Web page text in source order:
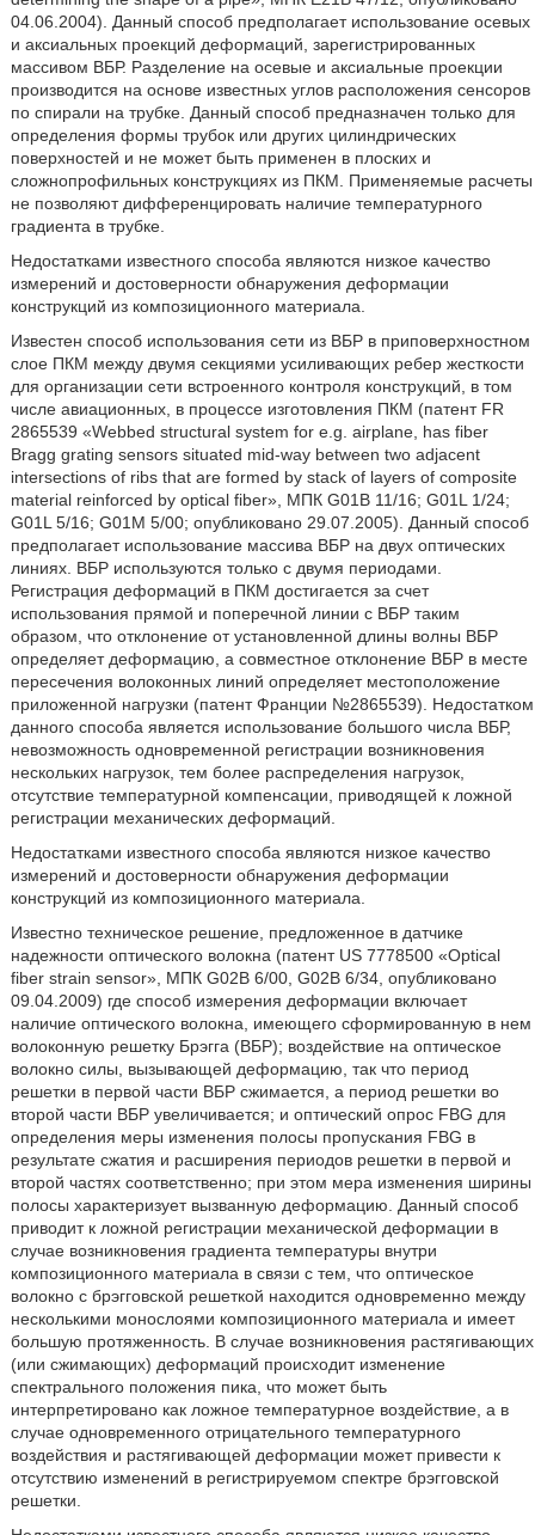
04.06.2004). Данный способ предполагает использование осевых
и аксиальных проекций деформаций, зарегистрированных
массивом ВБР. Разделение на осевые и аксиальные проекции
производится на основе известных углов расположения сенсоров
по спирали на трубке. Данный способ предназначен только для
определения формы трубок или других цилиндрических
поверхностей и не может быть применен в плоских и
сложнопрофильных конструкциях из ПКМ. Применяемые расчеты
не позволяют дифференцировать наличие температурного
градиента в трубке.
Недостатками известного способа являются низкое качество
измерений и достоверности обнаружения деформации
конструкций из композиционного материала.
Известен способ использования сети из ВБР в приповерхностном
слое ПКМ между двумя секциями усиливающих ребер жесткости
для организации сети встроенного контроля конструкций, в том
числе авиационных, в процессе изготовления ПКМ (патент FR
2865539 «Webbed structural system for e.g. airplane, has fiber
Bragg grating sensors situated mid-way between two adjacent
intersections of ribs that are formed by stack of layers of composite
material reinforced by optical fiber», МПК G01B 11/16; G01L 1/24;
G01L 5/16; G01M 5/00; опубликовано 29.07.2005). Данный способ
предполагает использование массива ВБР на двух оптических
линиях. ВБР используются только с двумя периодами.
Регистрация деформаций в ПКМ достигается за счет
использования прямой и поперечной линии с ВБР таким
образом, что отклонение от установленной длины волны ВБР
определяет деформацию, а совместное отклонение ВБР в месте
пересечения волоконных линий определяет местоположение
приложенной нагрузки (патент Франции №2865539). Недостатком
данного способа является использование большого числа ВБР,
невозможность одновременной регистрации возникновения
нескольких нагрузок, тем более распределения нагрузок,
отсутствие температурной компенсации, приводящей к ложной
регистрации механических деформаций.
Недостатками известного способа являются низкое качество
измерений и достоверности обнаружения деформации
конструкций из композиционного материала.
Известно техническое решение, предложенное в датчике
надежности оптического волокна (патент US 7778500 «Optical
fiber strain sensor», МПК G02B 6/00, G02B 6/34, опубликовано
09.04.2009) где способ измерения деформации включает
наличие оптического волокна, имеющего сформированную в нем
волоконную решетку Брэгга (ВБР); воздействие на оптическое
волокно силы, вызывающей деформацию, так что период
решетки в первой части ВБР сжимается, а период решетки во
второй части ВБР увеличивается; и оптический опрос FBG для
определения меры изменения полосы пропускания FBG в
результате сжатия и расширения периодов решетки в первой и
второй частях соответственно; при этом мера изменения ширины
полосы характеризует вызванную деформацию. Данный способ
приводит к ложной регистрации механической деформации в
случае возникновения градиента температуры внутри
композиционного материала в связи с тем, что оптическое
волокно с брэгговской решеткой находится одновременно между
несколькими монослоями композиционного материала и имеет
большую протяженность. В случае возникновения растягивающих
(или сжимающих) деформаций происходит изменение
спектрального положения пика, что может быть
интерпретировано как ложное температурное воздействие, а в
случае одновременного отрицательного температурного
воздействия и растягивающей деформации может привести к
отсутствию изменений в регистрируемом спектре брэгговской
решетки.